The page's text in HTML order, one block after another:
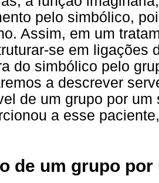
pelo simbólico,
Assim, em um
se em ligações
do simbólico pelo
a descrever
de um grupo por
a esse
de um grupo